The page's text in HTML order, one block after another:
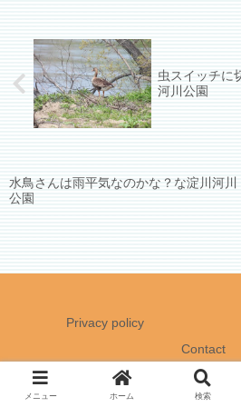
虫スイッチに
河川公園
水鳥さんは雨平気なのかな？な淀川河川
公園
Privacy policy
Contact
Copyright © 2021 What a lovely
メニュー ホーム 検索